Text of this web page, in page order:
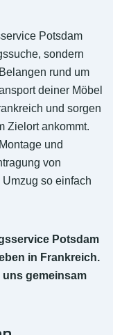
Potsdam
sondern
rund um
deiner Möbel
und sorgen
Zielort ankommt.
und
von
so einfach
Potsdam
in Frankreich.
gemeinsam